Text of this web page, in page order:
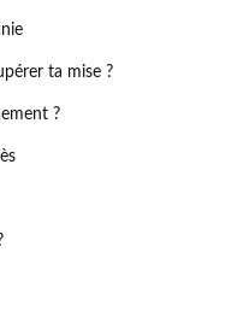
ta mise ?
?